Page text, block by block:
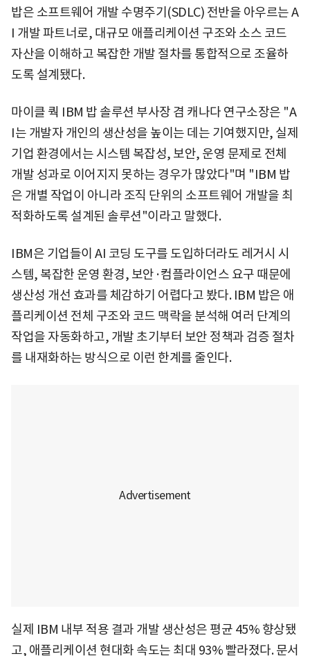
밥은 소프트웨어 개발 수명주기(SDLC) 전반을 아우르는 A
I 개발 파트너로, 대규모 애플리케이션 구조와 소스 코드
자산을 이해하고 복잡한 개발 절차를 통합적으로 조율하
도록 설계됐다.
마이클 쿽 IBM 밥 솔루션 부사장 겸 캐나다 연구소장은 "A
I는 개발자 개인의 생산성을 높이는 데는 기여했지만, 실제
기업 환경에서는 시스템 복잡성, 보안, 운영 문제로 전체
개발 성과로 이어지지 못하는 경우가 많았다"며 "IBM 밥
은 개별 작업이 아니라 조직 단위의 소프트웨어 개발을 최
적화하도록 설계된 솔루션"이라고 말했다.
IBM은 기업들이 AI 코딩 도구를 도입하더라도 레거시 시
스템, 복잡한 운영 환경, 보안·컴플라이언스 요구 때문에
생산성 개선 효과를 체감하기 어렵다고 봤다. IBM 밥은 애
플리케이션 전체 구조와 코드 맥락을 분석해 여러 단계의
작업을 자동화하고, 개발 초기부터 보안 정책과 검증 절차
를 내재화하는 방식으로 이런 한계를 줄인다.
실제 IBM 내부 적용 결과 개발 생산성은 평균 45% 향상됐
고, 애플리케이션 현대화 속도는 최대 93% 빨라졌다. 문서